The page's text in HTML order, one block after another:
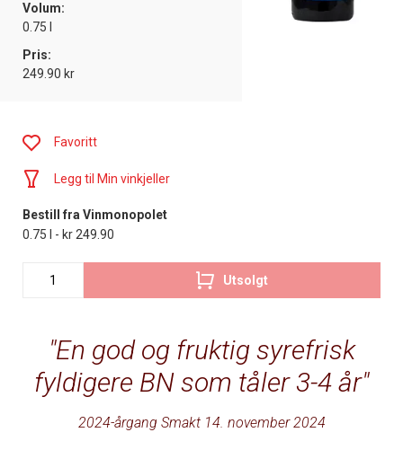
Volum:
0.75 l
Pris:
249.90 kr
En god og fruktig syrefrisk
fyldigere BN som tåler 3-4 år
2024-årgang Smakt 14. november 2024
Favoritt
Legg til Min vinkjeller
Bestill fra Vinmonopolet
0.75 l - kr 249.90
Utsolgt